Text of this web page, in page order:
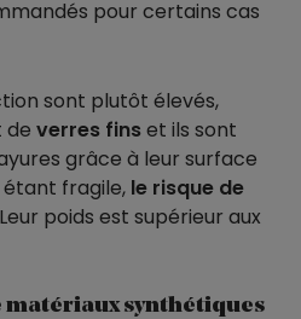
pour certains cas
sont plutôt élevés,
de verres finset ils sont
grâce à leur surface
fragile, le risque de
poids est supérieur aux
matériaux synthétiques